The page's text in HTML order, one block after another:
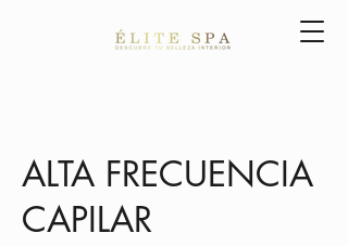
ALTA FRECUENCIA
CAPILAR